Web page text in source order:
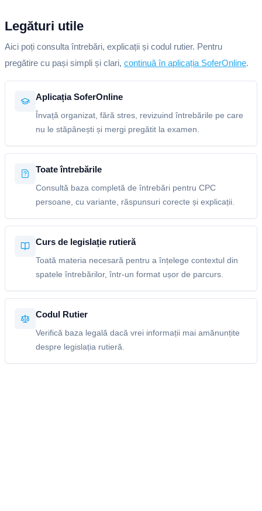
Legături utile
Aici poți consulta întrebări, explicații și codul rutier. Pentru
pregătire cu pași simpli și clari, continuă în aplicația SoferOnline.
Aplicația SoferOnline
Învață organizat, fără stres, revizuind întrebările pe care
nu le stăpânești și mergi pregătit la examen.
Toate întrebările
Consultă baza completă de întrebări pentru CPC
persoane, cu variante, răspunsuri corecte și explicații.
Curs de legislație rutieră
Toată materia necesară pentru a înțelege contextul din
spatele întrebărilor, într-un format ușor de parcurs.
Codul Rutier
Verifică baza legală dacă vrei informații mai amănunțite
despre legislația rutieră.